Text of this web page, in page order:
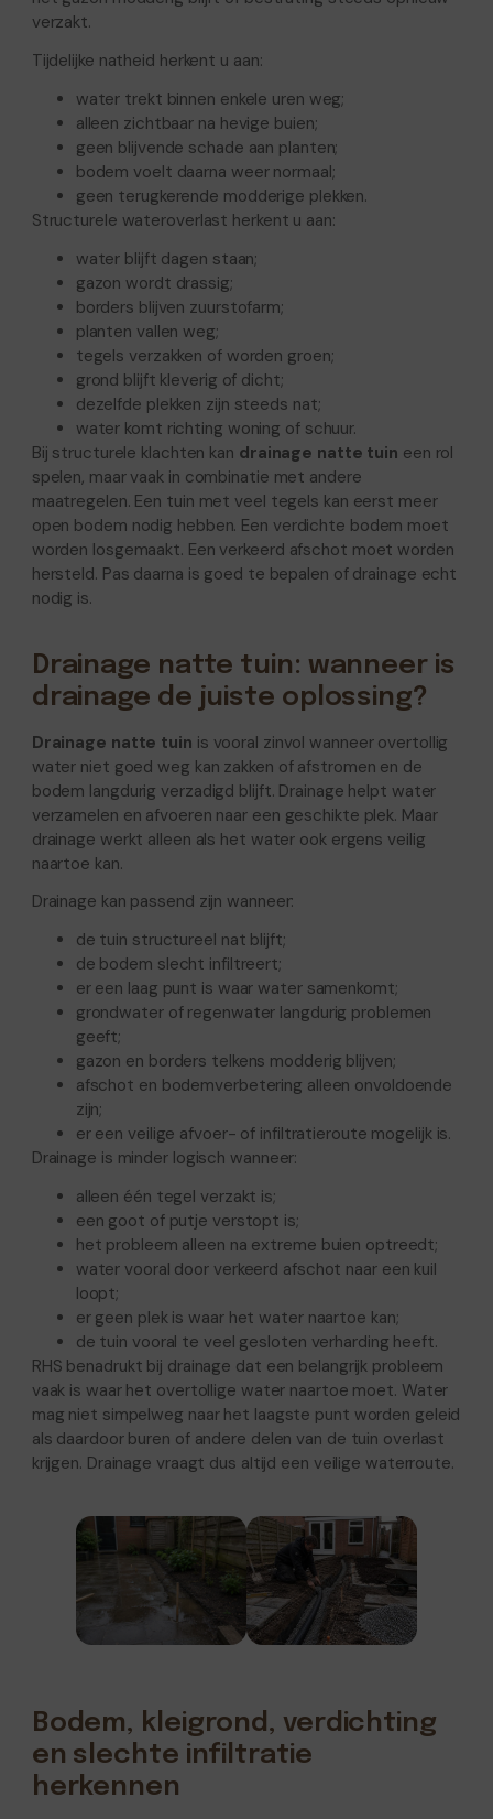
verzakt.
Tijdelijke natheid herkent u aan:
water trekt binnen enkele uren weg;
alleen zichtbaar na hevige buien;
geen blijvende schade aan planten;
bodem voelt daarna weer normaal;
geen terugkerende modderige plekken.
Structurele wateroverlast herkent u aan:
water blijft dagen staan;
gazon wordt drassig;
borders blijven zuurstofarm;
planten vallen weg;
tegels verzakken of worden groen;
grond blijft kleverig of dicht;
dezelfde plekken zijn steeds nat;
water komt richting woning of schuur.
Bij structurele klachten kan drainage natte tuin een rol
spelen, maar vaak in combinatie met andere
maatregelen. Een tuin met veel tegels kan eerst meer
open bodem nodig hebben. Een verdichte bodem moet
worden losgemaakt. Een verkeerd afschot moet worden
hersteld. Pas daarna is goed te bepalen of drainage echt
nodig is.
Drainage natte tuin: wanneer is
drainage de juiste oplossing?
Drainage natte tuin is vooral zinvol wanneer overtollig
water niet goed weg kan zakken of afstromen en de
bodem langdurig verzadigd blijft. Drainage helpt water
verzamelen en afvoeren naar een geschikte plek. Maar
drainage werkt alleen als het water ook ergens veilig
naartoe kan.
Drainage kan passend zijn wanneer:
de tuin structureel nat blijft;
de bodem slecht infiltreert;
er een laag punt is waar water samenkomt;
grondwater of regenwater langdurig problemen
geeft;
gazon en borders telkens modderig blijven;
afschot en bodemverbetering alleen onvoldoende
zijn;
er een veilige afvoer- of infiltratieroute mogelijk is.
Drainage is minder logisch wanneer:
alleen één tegel verzakt is;
een goot of putje verstopt is;
het probleem alleen na extreme buien optreedt;
water vooral door verkeerd afschot naar een kuil
loopt;
er geen plek is waar het water naartoe kan;
de tuin vooral te veel gesloten verharding heeft.
RHS benadrukt bij drainage dat een belangrijk probleem
vaak is waar het overtollige water naartoe moet. Water
mag niet simpelweg naar het laagste punt worden geleid
als daardoor buren of andere delen van de tuin overlast
krijgen. Drainage vraagt dus altijd een veilige waterroute.
Bodem, kleigrond, verdichting
en slechte infiltratie
herkennen